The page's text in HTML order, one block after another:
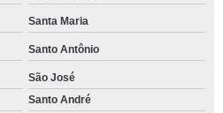
Santa Maria
Santo Antônio
São José
Santo André